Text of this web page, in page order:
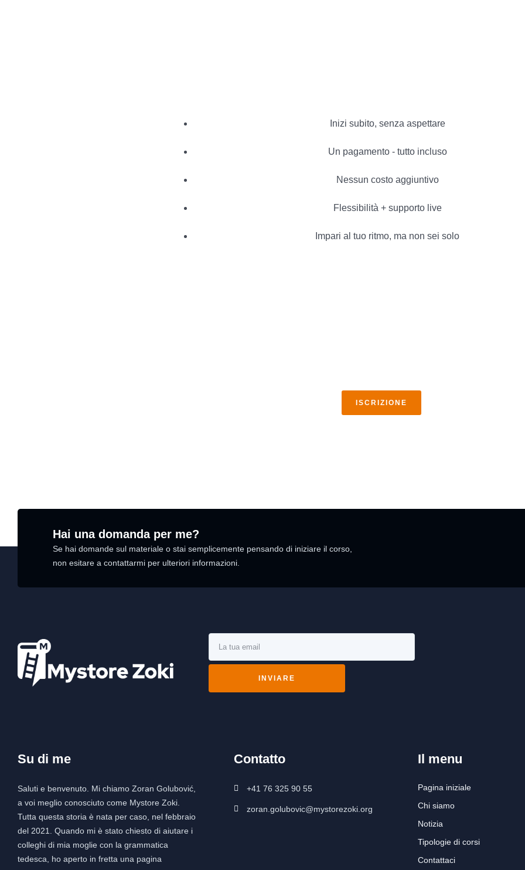
Inizi subito, senza aspettare
Un pagamento - tutto incluso
Nessun costo aggiuntivo
Flessibilità + supporto live
Impari al tuo ritmo, ma non sei solo
ISCRIZIONE
Hai una domanda per me?
Se hai domande sul materiale o stai semplicemente pensando di iniziare il corso,
non esitare a contattarmi per ulteriori informazioni.
INVIARE
Su di me
Saluti e benvenuto. Mi chiamo Zoran Golubović,
a voi meglio conosciuto come Mystore Zoki.
Tutta questa storia è nata per caso, nel febbraio
del 2021. Quando mi è stato chiesto di aiutare i
colleghi di mia moglie con la grammatica
tedesca, ho aperto in fretta una pagina
Contatto
+41 76 325 90 55
zoran.golubovic@mystorezoki.org
Il menu
Pagina iniziale
Chi siamo
Notizia
Tipologie di corsi
Contattaci